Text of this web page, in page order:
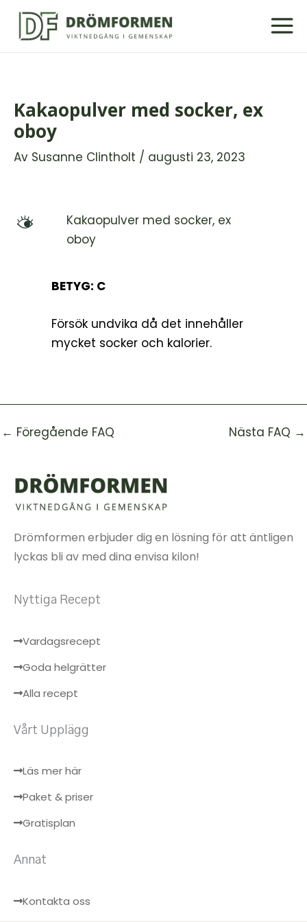
Hoppa
Kakaopulver med socker, ex
oboy
Av Susanne Clintholt / augusti 23, 2023
M
Kakaopulver med socker, ex
oboy
BETYG: C
Försök undvika då det innehåller
mycket socker och kalorier.
← Föregående FAQ Nästa FAQ →
Drömformen erbjuder dig en lösning för att äntligen
lyckas bli av med dina envisa kilon!
Nyttiga Recept
Vardagsrecept
Goda helgrätter
Alla recept
Vårt Upplägg
Läs mer här
Paket & priser
Gratisplan
Annat
Kontakta oss